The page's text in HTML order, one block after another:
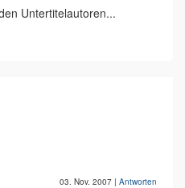
Untertitelautoren...
03. Nov. 2007 | Antworten